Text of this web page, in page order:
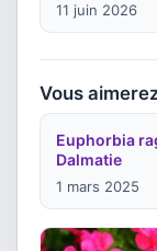
11 juin 2026
Vous
Euphorbia
Dalmatie
1 mars 2025